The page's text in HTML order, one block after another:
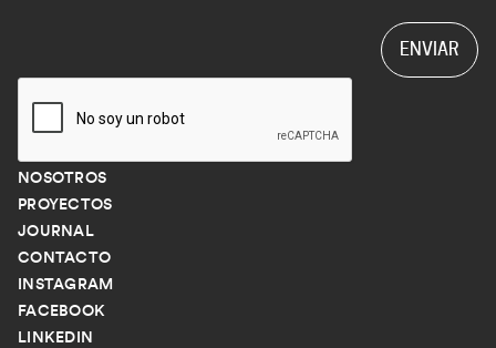
NOSOTROS
PROYECTOS
JOURNAL
CONTACTO
INSTAGRAM
FACEBOOK
LINKEDIN